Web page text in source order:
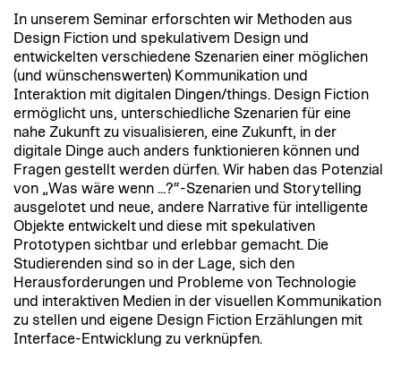
In unserem Seminar erforschten wir Methoden aus
Design Fiction und spekulativem Design und
entwickelten verschiedene Szenarien einer möglichen
(und wünschenswerten) Kommunikation und
Interaktion mit digitalen Dingen/things. Design Fiction
ermöglicht uns, unterschiedliche Szenarien für eine
nahe Zukunft zu visualisieren, eine Zukunft, in der
digitale Dinge auch anders funktionieren können und
Fragen gestellt werden dürfen. Wir haben das Potenzial
von „Was wäre wenn …?“-Szenarien und Storytelling
ausgelotet und neue, andere Narrative für intelligente
Objekte entwickelt und diese mit spekulativen
Prototypen sichtbar und erlebbar gemacht. Die
Studierenden sind so in der Lage, sich den
Herausforderungen und Probleme von Technologie
und interaktiven Medien in der visuellen Kommunikation
zu stellen und eigene Design Fiction Erzählungen mit
Interface-Entwicklung zu verknüpfen.